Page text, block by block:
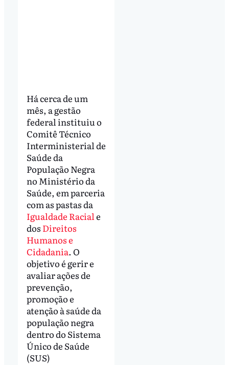
Há cerca de um
mês, a gestão
federal instituiu o
Comitê Técnico
Interministerial de
Saúde da
População Negra
no Ministério da
Saúde, em parceria
com as pastas da
Igualdade Raciale
dos Direitos
Humanos e
Cidadania. O
objetivo é gerir e
avaliar ações de
prevenção,
promoção e
atenção à saúde da
população negra
dentro do Sistema
Único de Saúde
(SUS)